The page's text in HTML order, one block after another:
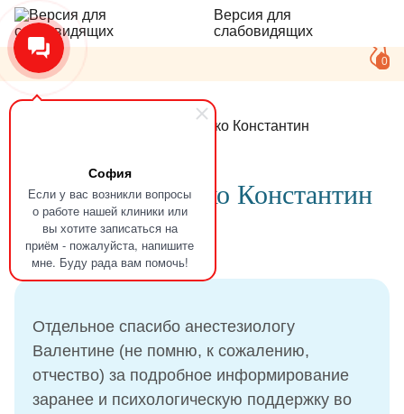
София
Если у вас возникли вопросы
о работе нашей клиники или
вы хотите записаться на
приём - пожалуйста, напишите
мне. Буду рада вам помочь!
Версия для
слабовидящих
0
Панасенко Константин
ОтзывПанасенко Константин
01.02.2022
Отдельное спасибо анестезиологу
Валентине (не помню, к сожалению,
отчество) за подробное информирование
заранее и психологическую поддержку во